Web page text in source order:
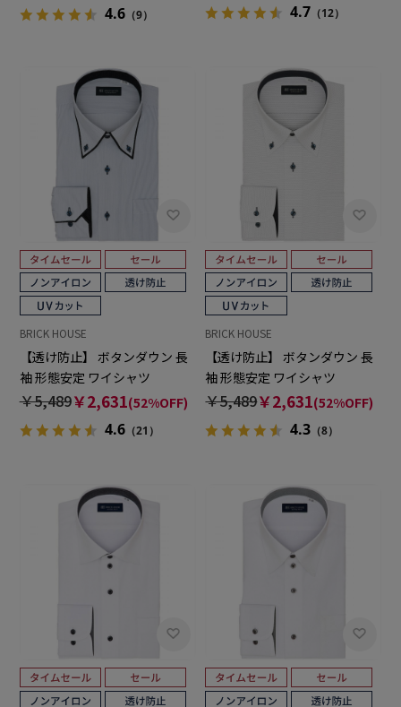
4.6（9） 4.7 （12）
BRICK HOUSE
【透け防止】 ボタンダウン 長
袖 形態安定 ワイシャツ
￥5,489￥2,631(52%OFF)
4.6（21）
BRICK HOUSE
【透け防止】 ボタンダウン 長
袖 形態安定 ワイシャツ
￥5,489￥2,631(52%OFF)
4.3 （8）